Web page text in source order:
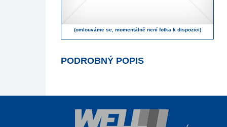
(omlouváme se, momentálně není fotka k dispozici)
PODROBNÝ POPIS